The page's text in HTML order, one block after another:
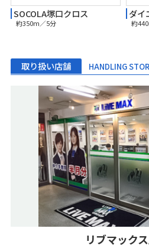
SOCOLA塚口クロス
約350m／5分
ダイ
約
取り扱い店舗 HANDLING
リブマック